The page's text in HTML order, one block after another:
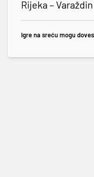
Rijeka –
Igre na sreću mogu